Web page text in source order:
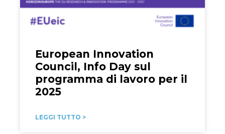
European Innovation
Council, Info Day sul
programma di lavoro per il
2025
LEGGI TUTTO >